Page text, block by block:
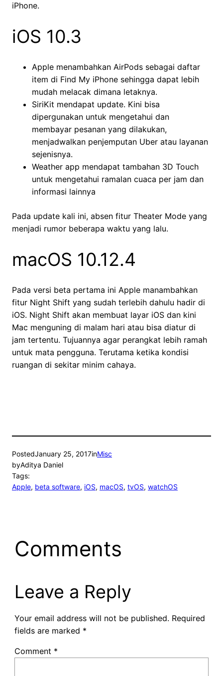
iPhone.
iOS 10.3
Apple menambahkan AirPods sebagai daftar
item di Find My iPhone sehingga dapat lebih
mudah melacak dimana letaknya.
SiriKit mendapat update. Kini bisa
dipergunakan untuk mengetahui dan
membayar pesanan yang dilakukan,
menjadwalkan penjemputan Uber atau layanan
sejenisnya.
Weather app mendapat tambahan 3D Touch
untuk mengetahui ramalan cuaca per jam dan
informasi lainnya
Pada update kali ini, absen fitur Theater Mode yang
menjadi rumor beberapa waktu yang lalu.
macOS 10.12.4
Pada versi beta pertama ini Apple manambahkan
fitur Night Shift yang sudah terlebih dahulu hadir di
iOS. Night Shift akan membuat layar iOS dan kini
Mac menguning di malam hari atau bisa diatur di
jam tertentu. Tujuannya agar perangkat lebih ramah
untuk mata pengguna. Terutama ketika kondisi
ruangan di sekitar minim cahaya.
PostedJanuary 25, 2017inMisc
byAditya Daniel
Tags:
Apple, beta software, iOS, macOS, tvOS, watchOS
Comments
Leave a Reply
Your email address will not be published. Required
fields are marked *
Comment *